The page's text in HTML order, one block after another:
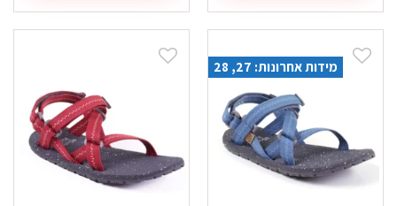
זה
יש
סוגים.
האפשרויות
בעמוד
המוצר
זה
יש
סוגים.
בעמוד
המוצר
מידות אחרונות: 27, 28